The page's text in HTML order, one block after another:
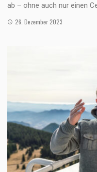
ab – ohne auch nur einen
26. Dezember 2023